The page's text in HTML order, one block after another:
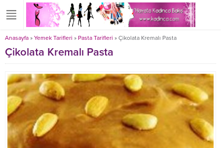
Anasayfa » Yemek Tarifleri » Pasta Tarifleri » Çikolata Kremalı Pasta
Çikolata Kremalı Pasta